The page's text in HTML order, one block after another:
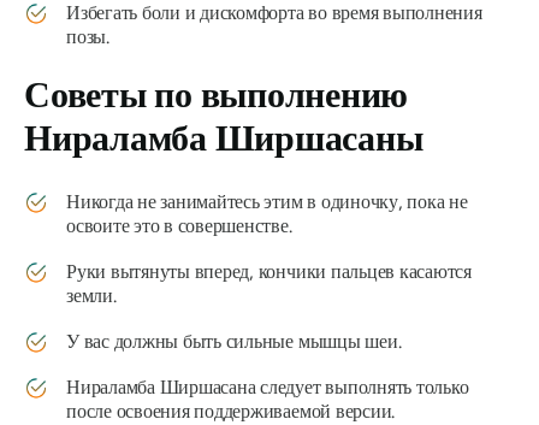
Избегать боли и дискомфорта во время выполнения
позы.
Советы по выполнению
Нираламба Ширшасаны
Никогда не занимайтесь этим в одиночку, пока не
освоите это в совершенстве.
Руки вытянуты вперед, кончики пальцев касаются
земли.
У вас должны быть сильные мышцы шеи.
Нираламба Ширшасанаследует выполнять только
после освоения поддерживаемой версии.